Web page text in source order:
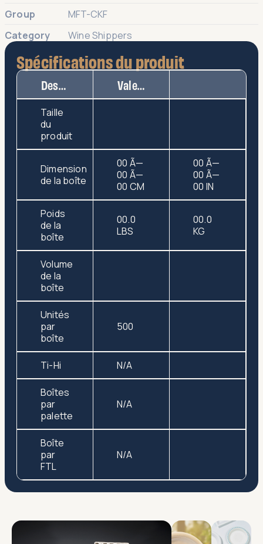
Group
MFT-CKF
Category
Wine Shippers
Spécifications du produit
Description Valeur
Taille
du
produit
Dimension
de la boîte
00 Ã—
00 Ã—
00 CM
00 Ã—
00 Ã—
00 IN
Poids
de la
boîte
00.0
LBS
00.0
KG
Volume
de la
boîte
Unités
par
boîte
500
Ti-Hi N/A
Boîtes
par
palette
N/A
Boîte
par
FTL
N/A